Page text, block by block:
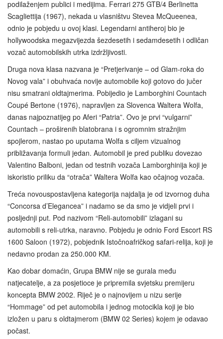
podilaženjem publici i medijima. Ferrari 275 GTB/4 Berlinetta
Scagliettija (1967), nekada u vlasništvu Stevea McQueenea,
odnio je pobjedu u ovoj klasi. Legendarni antiheroj bio je
hollywoodska megazvijezda šezdesetih i sedamdesetih i odličan
vozač automobilskih utrka izdržljivosti.
Druga nova klasa nazvana je “Pretjerivanje – od Glam‑roka do
Novog vala” i obuhvaća novije automobile koji gotovo do jučer
nisu smatrani oldtajmerima. Pobijedio je Lamborghini Countach
Coupé Bertone (1976), napravljen za Slovenca Waltera Wolfa,
danas najpoznatijeg po Aferi “Patria”. Ovo je prvi “vulgarni”
Countach – proširenih blatobrana i s ogromnim stražnjim
spojlerom, nastao po uputama Wolfa s ciljem vizualnog
približavanja formuli jedan. Automobil je pred publiku dovezao
Valentino Balboni, jedan od testnih vozača Lamborghinija koji je
iskoristio priliku da “otrača” Waltera Wolfa kao očajnog vozača.
Treća novouspostavljena kategorija najdalja je od izvornog duha
“Concorsa d’Elegancea” i nadamo se da smo je vidjeli prvi i
posljednji put. Pod nazivom “Reli‑automobili” izlagani su
automobili s reli‑utrka, naravno. Pobjedu je odnio Ford Escort RS
1600 Saloon (1972), pobjednik Istočnoafričkog safari‑relija, koji je
nedavno prodan za 250.000 KM.
Kao dobar domaćin, Grupa BMW nije se gurala među
natjecatelje, a za posjetioce je pripremila svjetsku premijeru
koncepta BMW 2002. Riječ je o najnovijem u nizu serije
“Hommage” od pet automobila i jednog motocikla koji je bio
izložen u paru s oldtajmerom (BMW 02 Series) kojem je odavao
počast.